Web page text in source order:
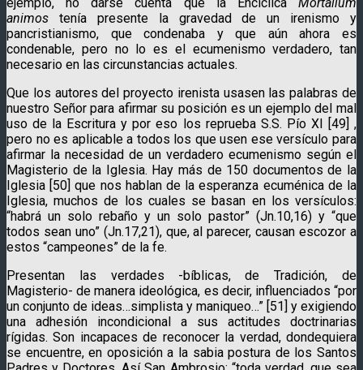
animos tenía presente la gravedad de un irenismo y
pancristianismo, que condenaba y que aún ahora es
condenable, pero no lo es el ecumenismo verdadero, tan
necesario en las circunstancias actuales.
Que los autores del proyecto irenista usasen las palabras de
nuestro Señor para afirmar su posición es un ejemplo del mal
uso de la Escritura y por eso los reprueba S.S. Pío XI [49] ,
pero no es aplicable a todos los que usen ese versículo para
afirmar la necesidad de un verdadero ecumenismo según el
Magisterio de la Iglesia. Hay más de 150 documentos de la
Iglesia [50] que nos hablan de la esperanza ecuménica de la
Iglesia, muchos de los cuales se basan en los versículos:
“habrá un solo rebaño y un solo pastor” (Jn.10,16) y “que
todos sean uno” (Jn.17,21), que, al parecer, causan escozor a
estos “campeones” de la fe.
Presentan las verdades -bíblicas, de Tradición, de
Magisterio- de manera ideológica, es decir, influenciados “por
un conjunto de ideas…simplista y maniqueo…” [51] y exigiendo
una adhesión incondicional a sus actitudes doctrinarias
rígidas. Son incapaces de reconocer la verdad, dondequiera
se encuentre, en oposición a la sabia postura de los Santos